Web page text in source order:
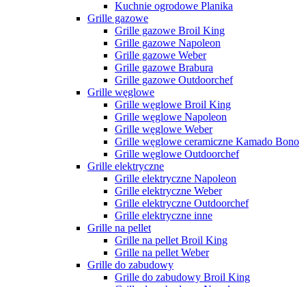
Kuchnie ogrodowe Planika
Grille gazowe
Grille gazowe Broil King
Grille gazowe Napoleon
Grille gazowe Weber
Grille gazowe Brabura
Grille gazowe Outdoorchef
Grille węglowe
Grille węglowe Broil King
Grille węglowe Napoleon
Grille węglowe Weber
Grille węglowe ceramiczne Kamado Bono
Grille węglowe Outdoorchef
Grille elektryczne
Grille elektryczne Napoleon
Grille elektryczne Weber
Grille elektryczne Outdoorchef
Grille elektryczne inne
Grille na pellet
Grille na pellet Broil King
Grille na pellet Weber
Grille do zabudowy
Grille do zabudowy Broil King